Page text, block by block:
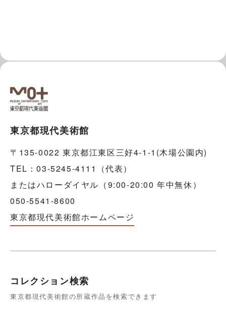
東京都現代美術館
〒135-0022 東京都江東区三好4-1-1(木場公園内)
TEL：03-5245-4111（代表）
またはハローダイヤル（9:00-20:00 年中無休）
050-5541-8600
東京都現代美術館ホームページ
コレクション検索
東京都現代美術館の所蔵作品を検索できます